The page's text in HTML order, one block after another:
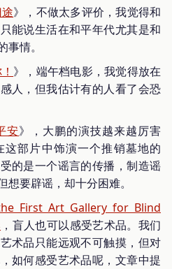
》，不做太多评价，我觉得和
能说生活在和平年代尤其是和
情。
》，端午档电影，我觉得放在
人，但我估计有的人看了会恐
安》，大鹏的演技越来越厉害
部片中饰演一个推销墓地的
的是一个谣言的传播，制造谣
要辟谣，却十分困难。
First Art Gallery for Blind
，盲人也可以感受艺术品。我们
术品只能远观不可触摸，但对
如何感受艺术品呢，文章中提